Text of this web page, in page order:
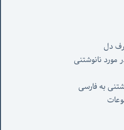
دل
نانوشتنی
به فارسی